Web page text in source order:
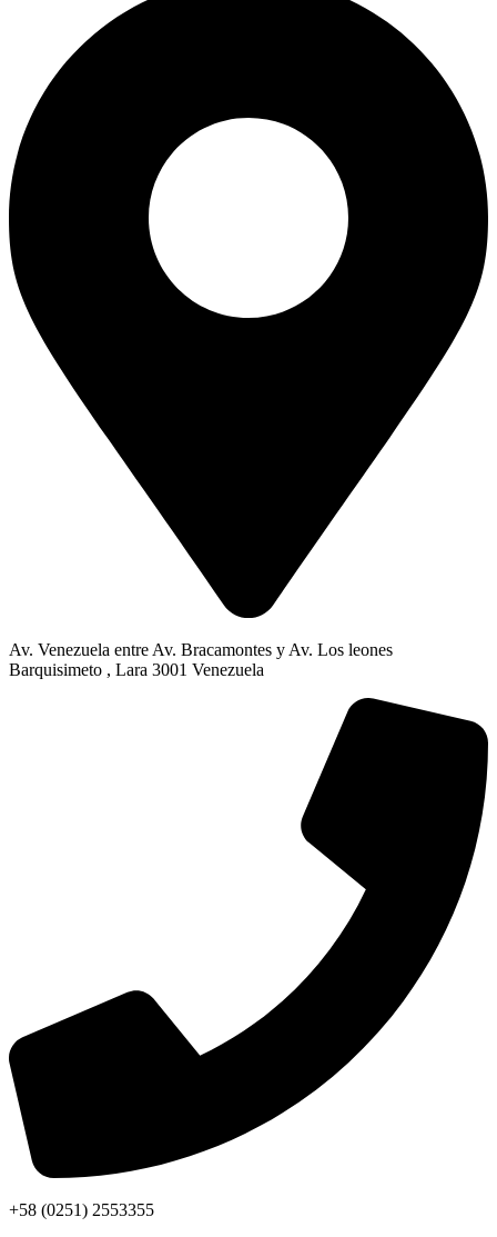
Av. Venezuela entre Av. Bracamontes y Av. Los leones
Barquisimeto , Lara 3001 Venezuela
+58 (0251) 2553355